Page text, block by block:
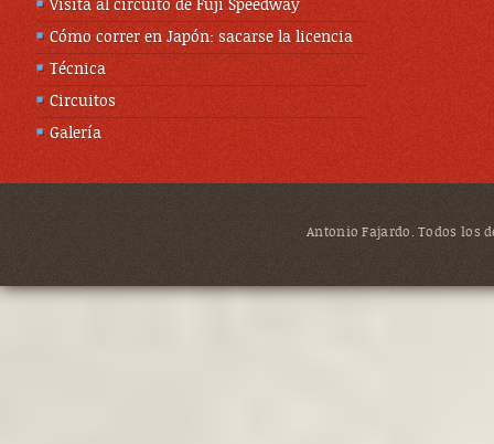
Visita al circuito de Fuji Speedway
Cómo correr en Japón: sacarse la licencia
Técnica
Circuitos
Galería
Antonio Fajardo. Todos los